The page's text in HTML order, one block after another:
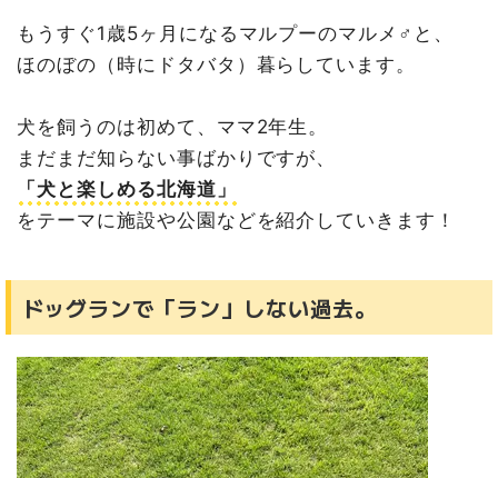
もうすぐ1歳5ヶ月になるマルプーのマルメ♂と、
ほのぼの（時にドタバタ）暮らしています。
犬を飼うのは初めて、ママ2年生。
まだまだ知らない事ばかりですが、
「犬と楽しめる北海道」
をテーマに施設や公園などを紹介していきます！
ドッグランで 「ラン」 しない過去。